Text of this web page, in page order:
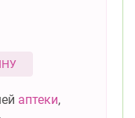
аптеки,
.